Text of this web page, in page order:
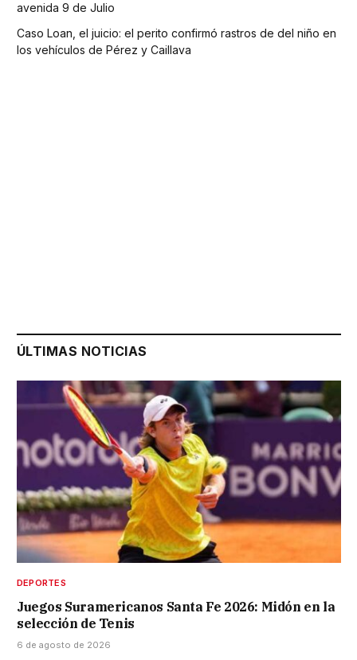
avenida 9 de Julio
Caso Loan, el juicio: el perito confirmó rastros de del niño en
los vehículos de Pérez y Caillava
ÚLTIMAS NOTICIAS
DEPORTES
Juegos Suramericanos Santa Fe 2026: Midón en la
selección de Tenis
6 de agosto de 2026